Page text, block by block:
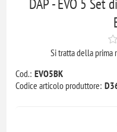
Si tratta della prima
Cod.: EVO5BK
Codice articolo produttore: